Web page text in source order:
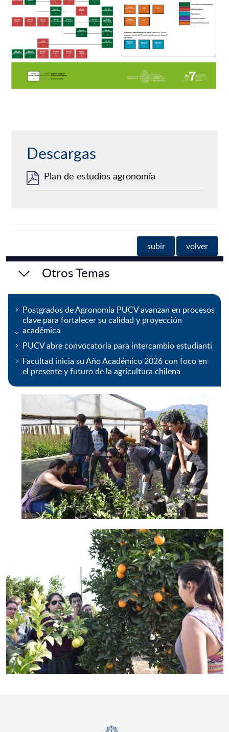
Descargas
Plan de estudios agronomía
subir volver
Otros Temas
Postgrados de Agronomía PUCV avanzan en procesos
clave para fortalecer su calidad y proyección
académica
PUCV abre convocatoria para intercambio estudianti
Facultad inicia su Año Académico 2026 con foco en
el presente y futuro de la agricultura chilena